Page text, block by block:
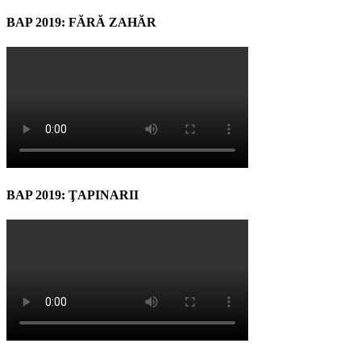
BAP 2019: FĂRĂ ZAHĂR
BAP 2019: ŢAPINARII